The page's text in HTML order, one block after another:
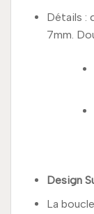
Détails :
7mm.
Design
La